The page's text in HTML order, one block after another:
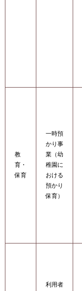
教
育・
保育
一時預
かり事
業（幼
稚園に
おける
預かり
保育）
利用者